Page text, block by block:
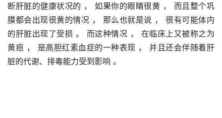
断肝脏的健康状况的 ， 如果你的眼睛很黄 ， 而且整个巩
膜都会出现很黄的情况 ， 那么也就是说 ， 很有可能体内
的肝脏出现了受损 。 而这种情况 ， 在临床上又被称之为
黄疸 ， 是高胆红素血症的一种表现 ， 并且还会伴随着肝
脏的代谢、排毒能力受到影响 。